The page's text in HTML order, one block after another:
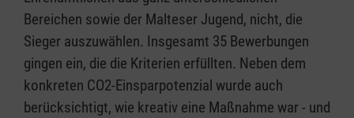
Bereichen sowie der Malteser Jugend, nicht, die
Sieger auszuwählen. Insgesamt 35 Bewerbungen
gingen ein, die die Kriterien erfüllten. Neben dem
konkreten CO2-Einsparpotenzial wurde auch
berücksichtigt, wie kreativ eine Maßnahme war - und